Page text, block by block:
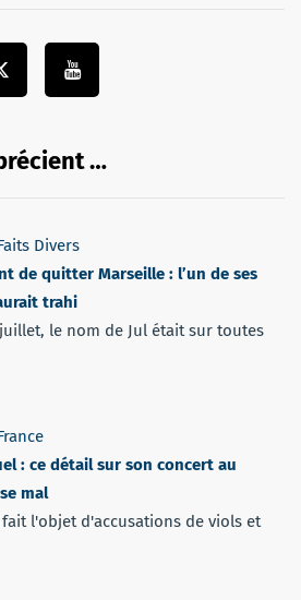
…
Divers
de quitter Marseille : l’un de ses
trahi
le nom de Jul était sur toutes
: ce détail sur son concert au
mal
l'objet d'accusations de viols et